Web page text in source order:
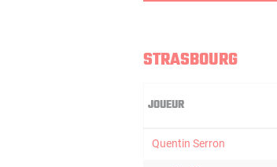
STRASBOURG
JOUEUR
Quentin Serron